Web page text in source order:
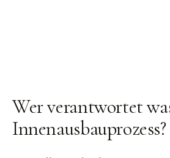
Wer verantwortet
Innenausbauprozess?